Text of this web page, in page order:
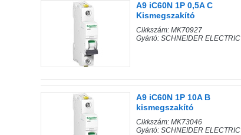
A9 iC60N 1P 0,5A C
Kismegszakító
Cikkszám: MK70927
Gyártó: SCHNEIDER ELECTRIC
A9 iC60N 1P 10A B
kismegszakító
Cikkszám: MK73046
Gyártó: SCHNEIDER ELECTRIC